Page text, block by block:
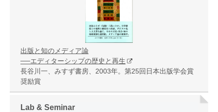
出版と知のメディア論
──エディターシップの歴史と再生
長谷川一、みすず書房、2003年。第25回日本出版学会賞
奨励賞
Lab & Seminar